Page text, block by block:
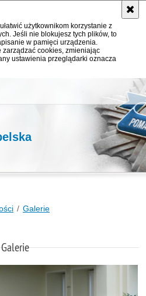
użytkownikom korzystanie z
Jeśli nie blokujesz tych plików, to
w pamięci urządzenia.
zarządzać cookies, zmieniając
ustawienia przeglądarki oznacza
Galerie
Galerie